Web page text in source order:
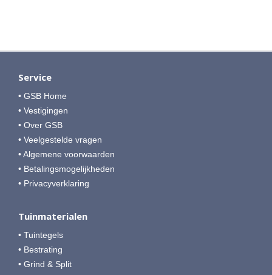
Service
• GSB Home
• Vestigingen
• Over GSB
• Veelgestelde vragen
• Algemene voorwaarden
• Betalingsmogelijkheden
• Privacyverklaring
Tuinmaterialen
• Tuintegels
• Bestrating
• Grind & Split